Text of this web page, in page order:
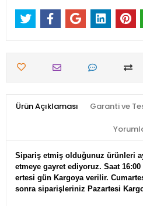
Ürün Açıklaması Garanti ve
Sipariş etmiş olduğunuz ürünleri
etmeye gayret ediyoruz. Saat
ertesi gün Kargoya verilir.
sonra siparişleriniz Pazartesi